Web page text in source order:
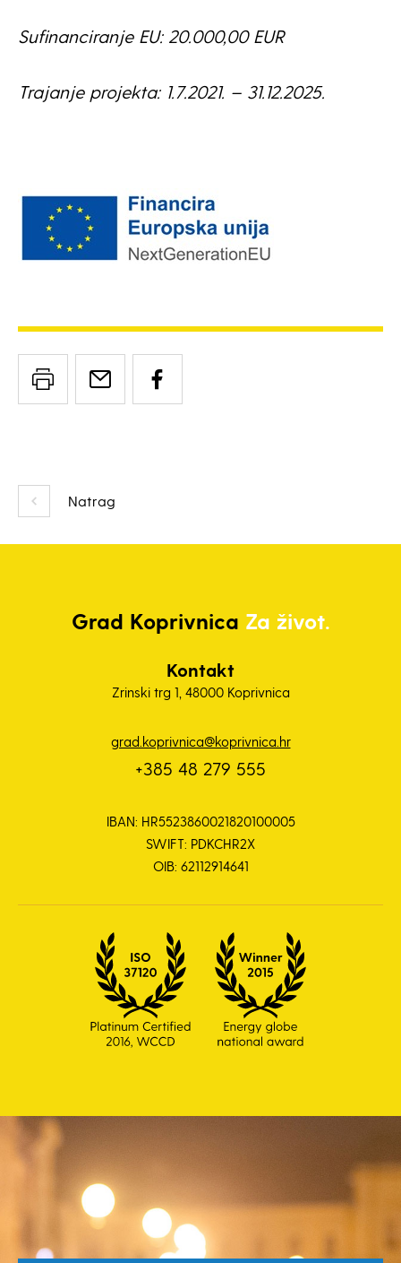
Natrag
Sufinanciranje EU: 20.000,00 EUR
Trajanje projekta: 1.7.2021. – 31.12.2025.
Grad Koprivnica Za život.
Kontakt
Zrinski trg 1, 48000 Koprivnica
grad.koprivnica@koprivnica.hr
+385 48 279 555
IBAN: HR5523860021820100005
SWIFT: PDKCHR2X
OIB: 62112914641